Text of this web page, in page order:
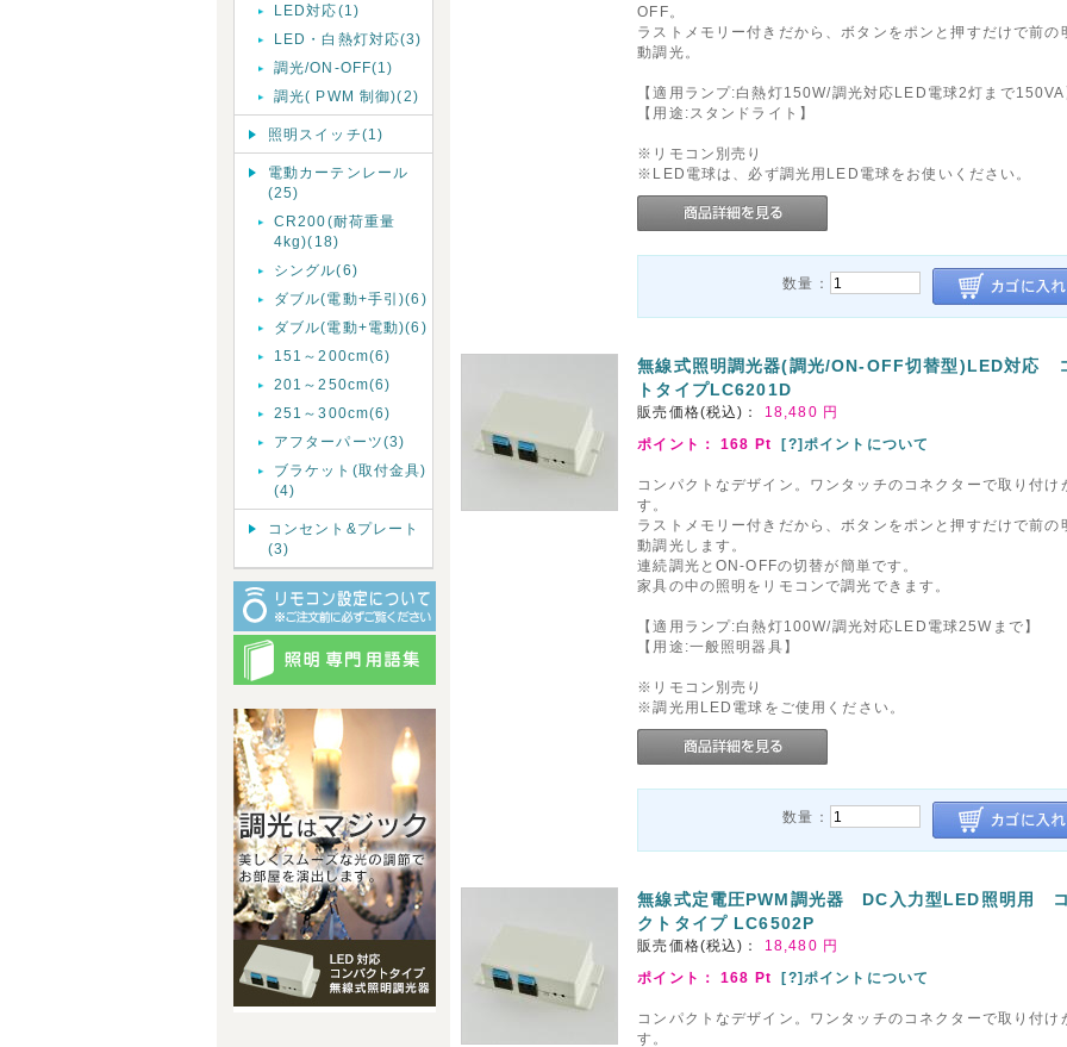
LED対応(1)
LED・白熱灯対応(3)
調光/ON-OFF(1)
調光( PWM 制御)(2)
照明スイッチ(1)
電動カーテンレール
(25)
CR200(耐荷重量
4kg)(18)
シングル(6)
ダブル(電動+手引)(6)
ダブル(電動+電動)(6)
151～200cm(6)
201～250cm(6)
251～300cm(6)
アフターパーツ(3)
ブラケット(取付金具)
(4)
コンセント&プレート
(3)
OFF。
ラストメモリー付きだから、ボタンをポンと押すだけで前の
動調光。
【適用ランプ:白熱灯150W/調光対応LED電球2灯まで150VA
【用途:スタンドライト】
※リモコン別売り
※LED電球は、必ず調光用LED電球をお使いください。
数量：
無線式照明調光器(調光/ON-OFF切替型)LED対応
トタイプLC6201D
販売価格(税込)： 18,480 円
ポイント：168 Pt[?]ポイントについて
コンパクトなデザイン。ワンタッチのコネクターで取り付け
す。
ラストメモリー付きだから、ボタンをポンと押すだけで前の
動調光します。
連続調光とON-OFFの切替が簡単です。
家具の中の照明をリモコンで調光できます。
【適用ランプ:白熱灯100W/調光対応LED電球25Wまで】
【用途:一般照明器具】
※リモコン別売り
※調光用LED電球をご使用ください。
数量：
無線式定電圧PWM調光器 DC入力型LED照明用
クトタイプ LC6502P
販売価格(税込)： 18,480 円
ポイント：168 Pt[?]ポイントについて
コンパクトなデザイン。ワンタッチのコネクターで取り付け
す。